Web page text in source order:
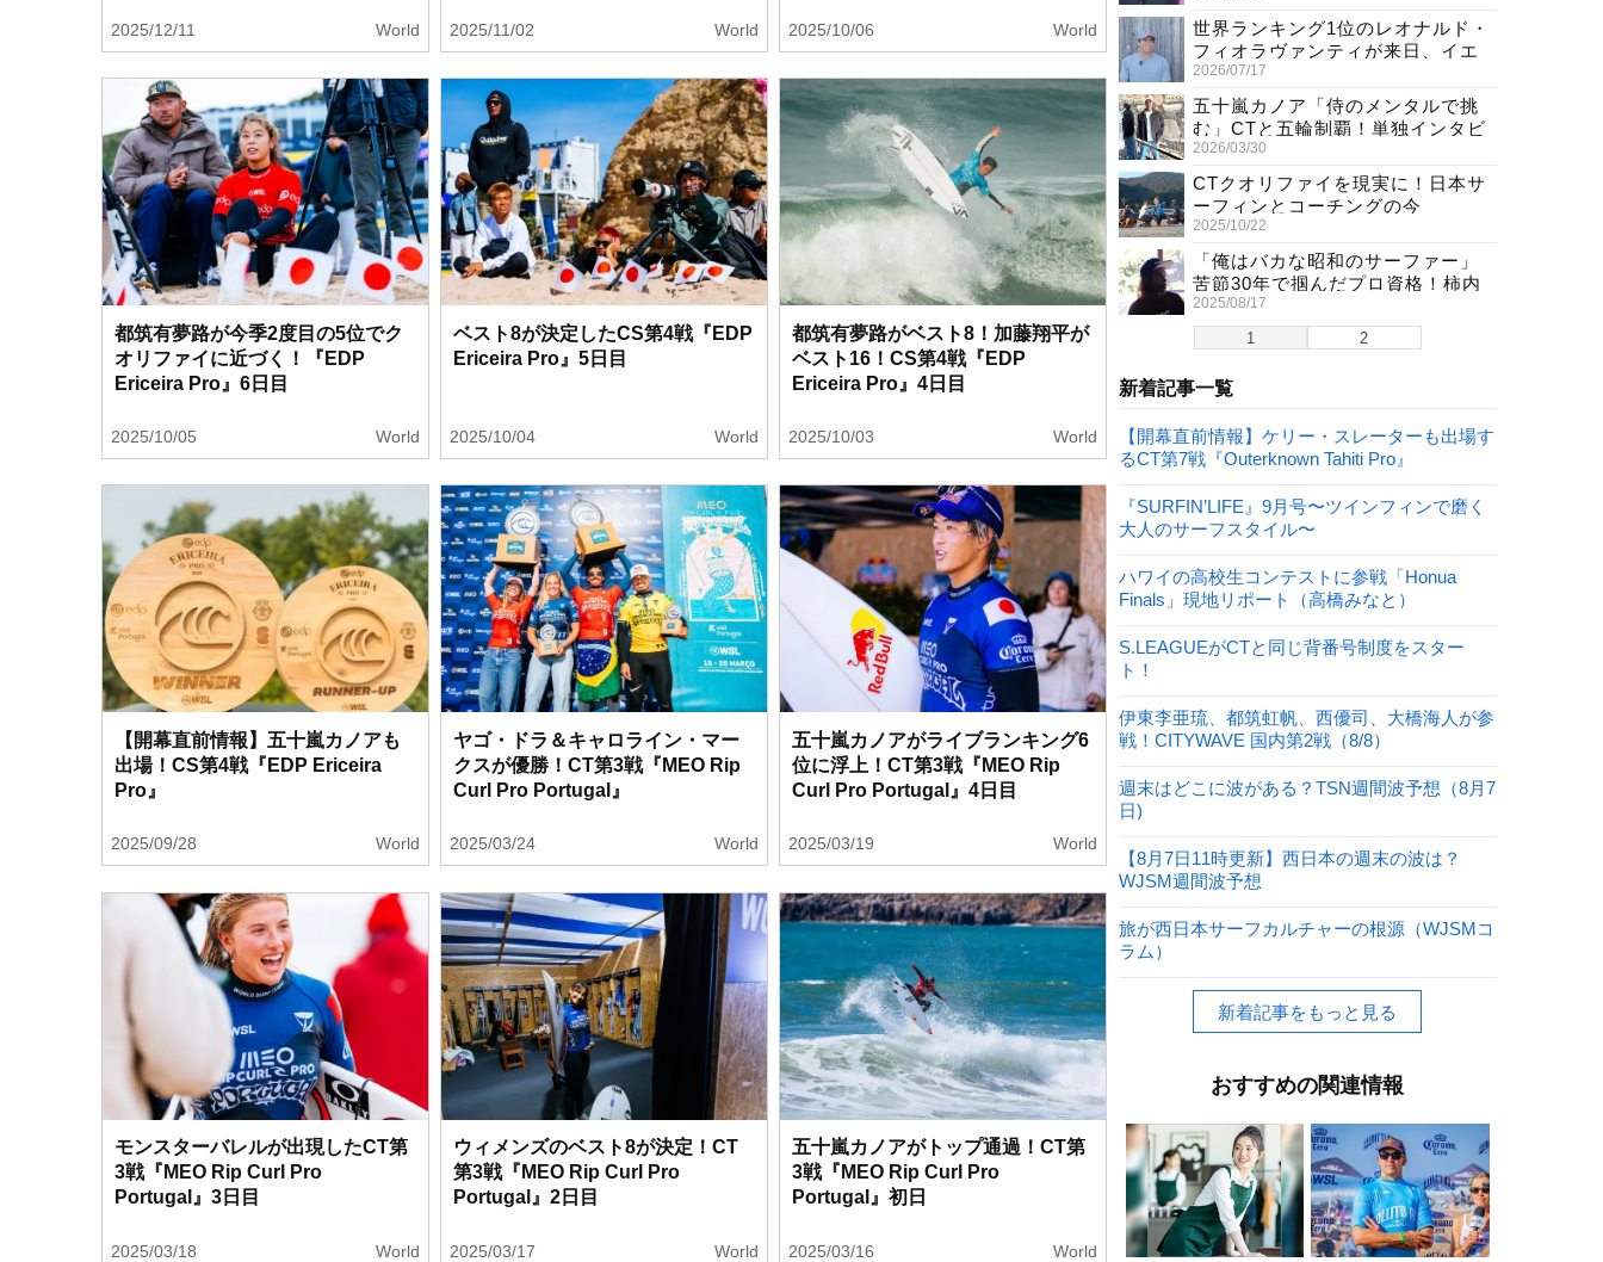
2025/12/11 World 2025/11/02 World 2025/10/06 World
都筑有夢路が今季2度目の5位でク
オリファイに近づく！『EDP
Ericeira Pro』6日目
2025/10/05 World
ベスト8が決定したCS第4戦『EDP
Ericeira Pro』5日目
2025/10/04 World
都筑有夢路がベスト8！加藤翔平が
ベスト16！CS第4戦『EDP
Ericeira Pro』4日目
2025/10/03 World
【開幕直前情報】五十嵐カノアも
出場！CS第4戦『EDP Ericeira
Pro』
2025/09/28 World
ヤゴ・ドラ＆キャロライン・マー
クスが優勝！CT第3戦『MEO Rip
Curl Pro Portugal』
2025/03/24 World
五十嵐カノアがライブランキング6
位に浮上！CT第3戦『MEO Rip
Curl Pro Portugal』4日目
2025/03/19 World
モンスターバレルが出現したCT第
3戦『MEO Rip Curl Pro
Portugal』3日目
2025/03/18 World
ウィメンズのベスト8が決定！CT
第3戦『MEO Rip Curl Pro
Portugal』2日目
2025/03/17 World
五十嵐カノアがトップ通過！CT第
3戦『MEO Rip Curl Pro
Portugal』初日
2025/03/16 World
1 2
世界ランキング1位のレオナルド・
フィオラヴァンティが来日、イエ
ロージャージ獲得直後の独占イン
タビュー
2026/07/17
五十嵐カノア「侍のメンタルで挑
む」CTと五輪制覇！単独インタビ
ューで熱弁
2026/03/30
CTクオリファイを現実に！日本サ
ーフィンとコーチングの今
2025/10/22
「俺はバカな昭和のサーファー」
苦節30年で掴んだプロ資格！柿内
聖文(54)の生き様
2025/08/17
新着記事一覧
【開幕直前情報】ケリー・スレーターも出場す
るCT第7戦『Outerknown Tahiti Pro』
『SURFIN’LIFE』9月号〜ツインフィンで磨く
大人のサーフスタイル〜
ハワイの高校生コンテストに参戦「Honua
Finals」現地リポート（高橋みなと）
S.LEAGUEがCTと同じ背番号制度をスター
ト！
伊東李亜琉、都筑虹帆、西優司、大橋海人が参
戦！CITYWAVE 国内第2戦（8/8）
週末はどこに波がある？TSN週間波予想（8月7
日)
【8月7日11時更新】西日本の週末の波は？
WJSM週間波予想
旅が西日本サーフカルチャーの根源（WJSMコ
ラム）
新着記事をもっと見る
おすすめの関連情報